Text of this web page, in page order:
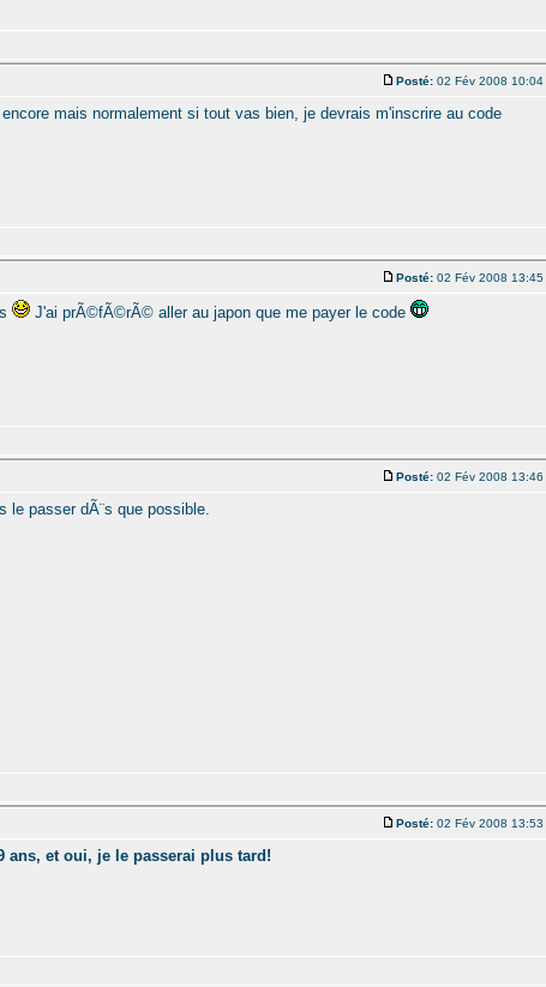
Posté: 02 Fév 2008 10:04
mais normalement si tout vas bien, je devrais m'inscrire au code
Posté: 02 Fév 2008 13:45
J'ai prÃ©fÃ©rÃ© aller au japon que me payer le code
Posté: 02 Fév 2008 13:46
le passer dÃ¨s que possible.
Posté: 02 Fév 2008 13:53
ans, et oui, je le passerai plus tard!